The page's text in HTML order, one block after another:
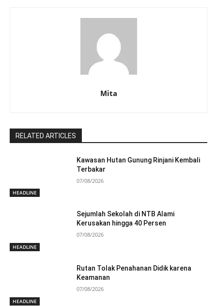
Mita
RELATED ARTICLES
HEADLINE
Kawasan Hutan Gunung Rinjani Kembali
Terbakar
07/08/2026
HEADLINE
Sejumlah Sekolah di NTB Alami
Kerusakan hingga 40 Persen
07/08/2026
HEADLINE
Rutan Tolak Penahanan Didik karena
Keamanan
07/08/2026